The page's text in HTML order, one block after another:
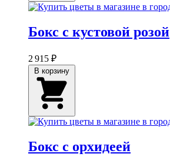
Бокс с кустовой розой
2 915 ₽
Бокс с орхидеей